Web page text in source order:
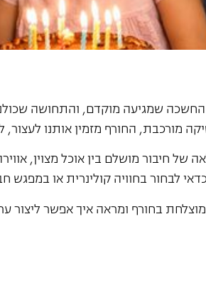
שמגיעה מוקדם, והתחושה
מורכבת, החורף מזמין אותנו
חיבור מושלם בין אוכל מצוין,
לבחור בחוויה קולינרית או במפגש
בחורף ומראה איך אפשר ליצור